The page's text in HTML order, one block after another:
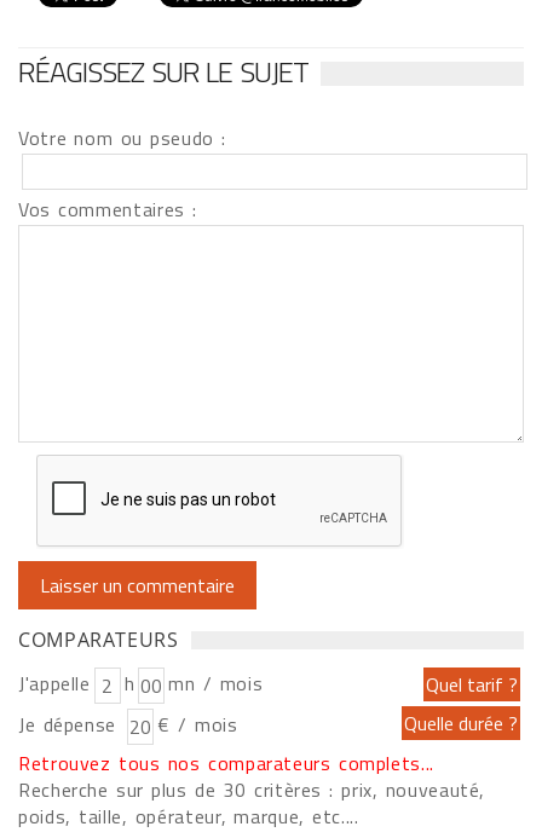
RÉAGISSEZ SUR LE SUJET
Votre nom ou pseudo :
Vos commentaires :
COMPARATEURS
J'appelle h
mn / mois
Je dépense
€ / mois
Retrouvez tous nos comparateurs complets...
Recherche sur plus de 30 critères : prix, nouveauté,
poids, taille, opérateur, marque, etc....